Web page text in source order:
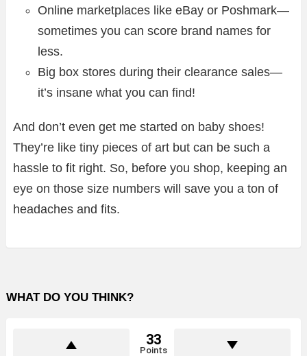
Online marketplaces like eBay or Poshmark—
sometimes you can score brand names for
less.
Big box stores during their clearance sales—
it’s insane what you can find!
And don’t even get me started on baby shoes!
They’re like tiny pieces of art but can be such a
hassle to fit right. So, before you shop, keeping an
eye on those size numbers will save you a ton of
headaches and fits.
WHAT DO YOU THINK?
33
Points